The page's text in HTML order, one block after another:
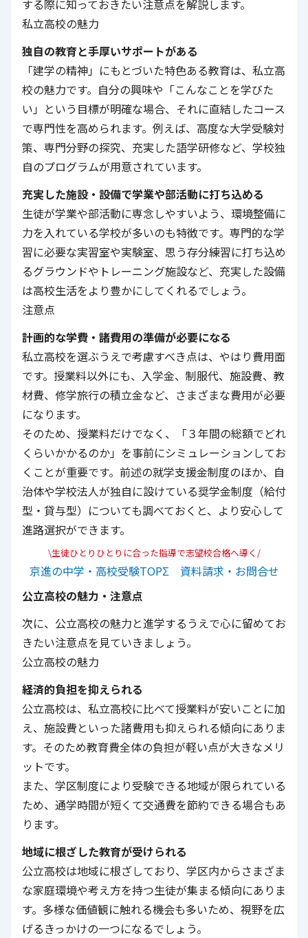
する際に知っておきたい注意点を解説します。
私立高校の魅力
独自の教育と手厚いサポートがある
「建学の精神」にもとづいた特色ある教育は、私立高
校の魅力です。自分の興味や「こんなことを学びた
い」という目標が明確な場合、それに直結したコース
で専門性を高められます。例えば、高度な大学受験対
策、専門分野の探究、充実した語学研修など、学校独
自のプログラムが用意されています。
充実した施設・設備で学業や部活動に打ち込める
生徒が学業や部活動に専念しやすいよう、環境整備に
力を入れている学校が多いのも特徴です。専門的な学
習に必要な実習室や実験室、思う存分練習に打ち込め
るグラウンドやトレーニング施設など、充実した設備
は高校生活をより豊かにしてくれるでしょう。
注意点
計画的な学費・諸費用の準備が必要になる
私立高校を選ぶうえで考慮すべき点は、やはり費用面
です。授業料以外にも、入学金、制服代、施設費、教
材費、修学旅行の積立金など、さまざまな費用が必要
になります。
そのため、授業料だけでなく、「３年間の総額でどれ
くらいかかるのか」を事前にシミュレーションしてお
くことが重要です。前述の就学支援金制度のほか、自
治体や学校法人が独自に設けている奨学金制度（給付
型・貸与型）についても調べておくと、より安心して
進路選択ができます。
\生徒ひとりひとりに合った指導で志望校合格へ導く/
京進の中学・高校受験TOPΣ 資料請求・お問合せ
公立高校の魅力・注意点
次に、公立高校の魅力と進学するうえで心に留めてお
きたい注意点を見ていきましょう。
公立高校の魅力
経済的負担を抑えられる
公立高校は、私立高校に比べて授業料が安いことに加
え、施設費といった諸費用も抑えられる傾向にありま
す。そのため教育費全体の負担が軽い点が大きなメリ
ットです。
また、学区制度により受験できる地域が限られている
ため、通学時間が短くて交通費を節約できる場合もあ
ります。
地域に根ざした教育が受けられる
公立高校は地域に根ざしており、学区内からさまざま
な家庭環境や考え方を持つ生徒が集まる傾向にありま
す。多様な価値観に触れる機会も多いため、視野を広
げるきっかけの一つになるでしょう。